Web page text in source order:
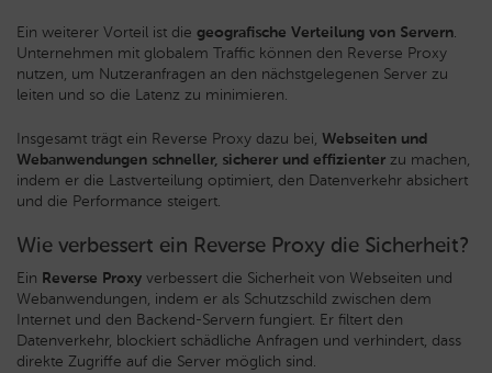
Ein weiterer Vorteil ist die geografische Verteilung von Servern.
Unternehmen mit globalem Traffic können den Reverse Proxy
nutzen, um Nutzeranfragen an den nächstgelegenen Server zu
leiten und so die Latenz zu minimieren.
Insgesamt trägt ein Reverse Proxy dazu bei, Webseiten und
Webanwendungen schneller, sicherer und effizienter zu machen,
indem er die Lastverteilung optimiert, den Datenverkehr absichert
und die Performance steigert.
Wie verbessert ein Reverse Proxy die Sicherheit?
Ein Reverse Proxy verbessert die Sicherheit von Webseiten und
Webanwendungen, indem er als Schutzschild zwischen dem
Internet und den Backend-Servern fungiert. Er filtert den
Datenverkehr, blockiert schädliche Anfragen und verhindert, dass
direkte Zugriffe auf die Server möglich sind.